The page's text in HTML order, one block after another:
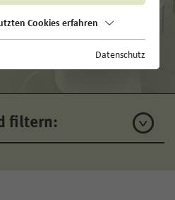
filtern:
Cookies erfahren
Datenschutz